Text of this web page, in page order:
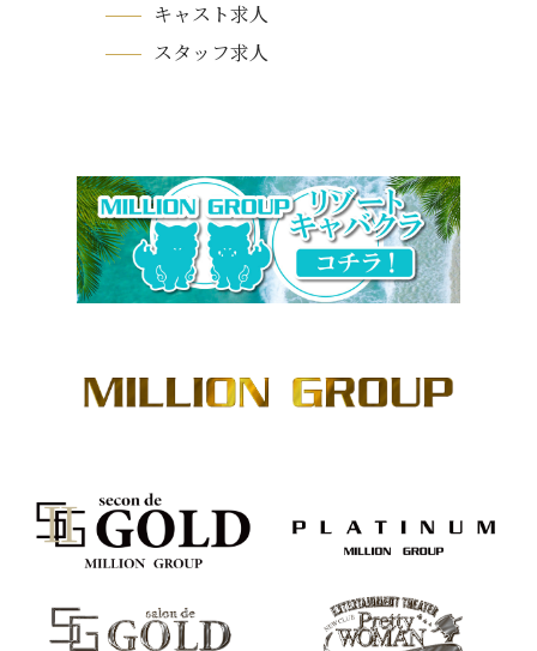
キャスト求人
スタッフ求人